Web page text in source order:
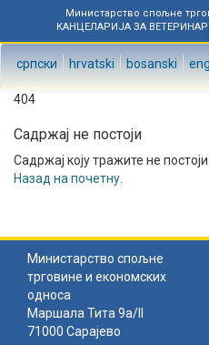
Министарство спољне
КАНЦЕЛАРИЈА ЗА
српски hrvatski bosanski
404
Садржај не постоји
Садржај коју тражите не постоји.
Назад на почетну
Министарство спољне
трговине и економских
односа
Маршала Тита 9а/II
71000 Сарајево